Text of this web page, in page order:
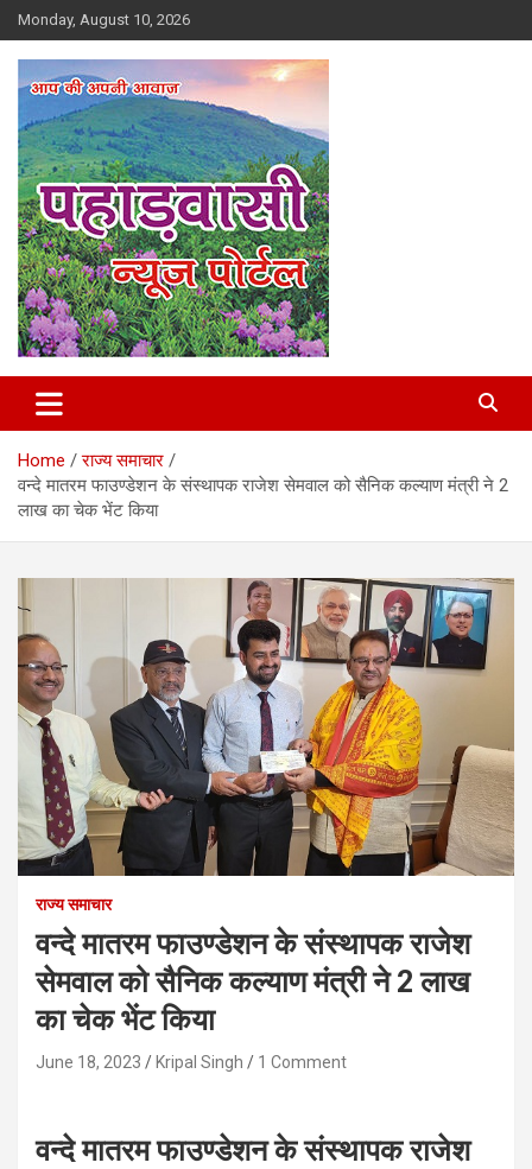
Skip
to
content
Monday, August 10, 2026
Pahadvasi
Home
राज्य समाचार
वन्दे मातरम फाउण्डेशन के संस्थापक राजेश सेमवाल को सैनिक कल्याण मंत्री ने 2
लाख का चेक भेंट किया
राज्य समाचार
वन्दे मातरम फाउण्डेशन के संस्थापक राजेश
सेमवाल को सैनिक कल्याण मंत्री ने 2 लाख
का चेक भेंट किया
June 18, 2023 Kripal Singh 1 Comment
वन्दे मातरम फाउण्डेशन के संस्थापक राजेश